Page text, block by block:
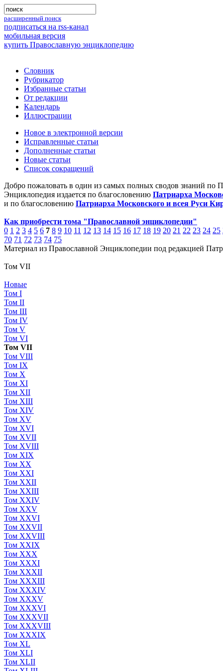
расширенный поиск
подписаться на rss-канал
мобильная версия
купить Православную энциклопедию
Словник
Рубрикатор
Избранные статьи
От редакции
Календарь
Иллюстрации
Новое в электронной версии
Исправленные статьи
Дополненные статьи
Новые статьи
Список сокращений
Добро пожаловать в один из самых полных сводов знаний по
Энциклопедия издается по благословению Патриарха
и по благословению Патриарха Московского и всея Руси
Как приобрести тома "Православной энциклопедии"
0 1 2 3 4 5 6 7 8 9 10 11 12 13 14 15 16 17 18 19 20 21 22 23 24 25
70 71 72 73 74 75
Материал из Православной Энциклопедии под редакцией
Том VII
Новые
Том I
Том II
Том III
Том IV
Том V
Том VI
Том VII
Том VIII
Том IX
Том X
Том XI
Том XII
Том XIII
Том XIV
Том XV
Том XVI
Том XVII
Том XVIII
Том XIX
Том XX
Том XXI
Том XXII
Том XXIII
Том XXIV
Том XXV
Том XXVI
Том XXVII
Том XXVIII
Том XXIX
Том XXX
Том XXXI
Том XXXII
Том XXXIII
Том XXXIV
Том XXXV
Том XXXVI
Том XXXVII
Том XXXVIII
Том XXXIX
Том XL
Том XLI
Том XLII